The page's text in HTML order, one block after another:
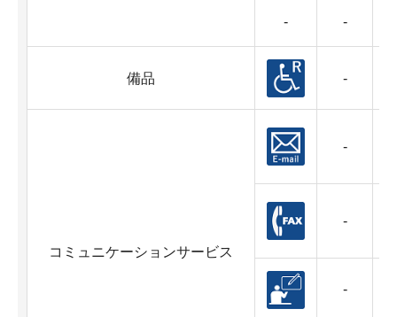
- -
備品 -
コミュニケーションサービス
-
-
-